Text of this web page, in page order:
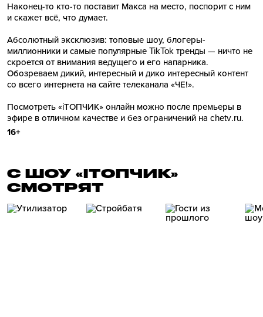
Наконец-то кто-то поставит Макса на место, поспорит с ним
и скажет всё, что думает.
Абсолютный эксклюзив: топовые шоу, блогеры-
миллионники и самые популярные TikTok тренды — ничто не
скроется от внимания ведущего и его напарника.
Обозреваем дикий, интересный и дико интересный контент
со всего интернета на сайте телеканала «ЧЕ!».
Посмотреть «iТОПЧИК» онлайн можно после премьеры в
эфире в отличном качестве и без ограничений на chetv.ru.
16+
С ШОУ «IТОПЧИК»
СМОТРЯТ